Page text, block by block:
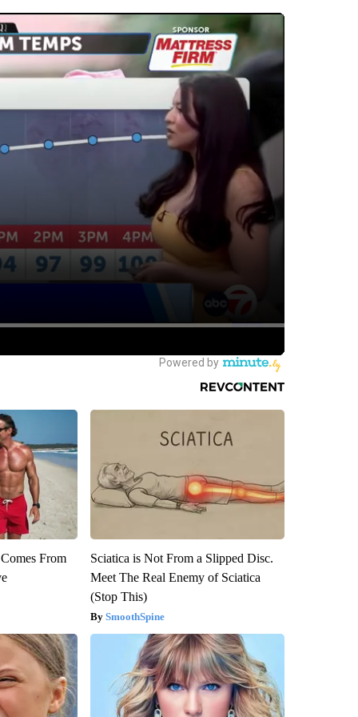
From
Sciatica is Not From a Slipped Disc.
Meet The Real Enemy of Sciatica
(Stop This)
SmoothSpine